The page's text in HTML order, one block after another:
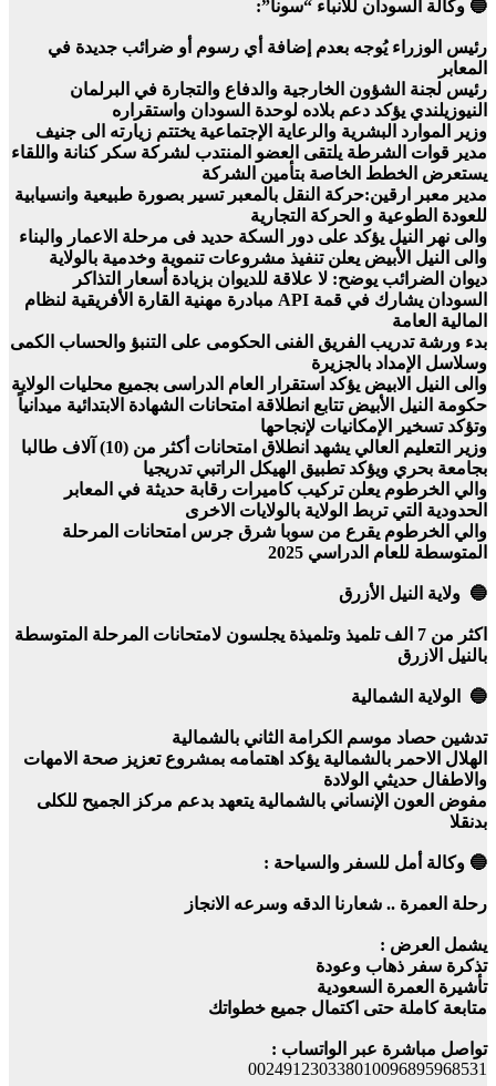
🔵 وكالة السودان للأنباء “سونا”:
رئيس الوزراء يُوجه بعدم إضافة أي رسوم أو ضرائب جديدة في
المعابر
رئيس لجنة الشؤون الخارجية والدفاع والتجارة في البرلمان
النيوزيلندي يؤكد دعم بلاده لوحدة السودان واستقراره
وزير الموارد البشرية والرعاية الإجتماعية يختتم زيارته الى جنيف
مدير قوات الشرطة يلتقى العضو المنتدب لشركة سكر كنانة واللقاء
يستعرض الخطط الخاصة بتأمين الشركة
مدير معبر ارقين:حركة النقل بالمعبر تسير بصورة طبيعية وانسيابية
للعودة الطوعية و الحركة التجارية
والى نهر النيل يؤكد على دور السكة حديد فى مرحلة الاعمار والبناء
والى النيل الأبيض يعلن تنفيذ مشروعات تنموية وخدمية بالولاية
ديوان الضرائب يوضح: لا علاقة للديوان بزيادة أسعار التذاكر
السودان يشارك في قمة API مبادرة مهنية القارة الأفريقية لنظام
المالية العامة
بدء ورشة تدريب الفريق الفنى الحكومى على التنبؤ والحساب الكمى
وسلاسل الإمداد بالجزيرة
والى النيل الابيض يؤكد استقرار العام الدراسى بجميع محليات الولاية
حكومة النيل الأبيض تتابع انطلاقة امتحانات الشهادة الابتدائية ميدانياً
وتؤكد تسخير الإمكانيات لإنجاحها
وزير التعليم العالي يشهد انطلاق امتحانات أكثر من (10) آلاف طالبا
بجامعة بحري ويؤكد تطبيق الهيكل الراتبي تدريجيا
والي الخرطوم يعلن تركيب كاميرات رقابة حديثة في المعابر
الحدودية التي تربط الولاية بالولايات الاخرى
والي الخرطوم يقرع من سوبا شرق جرس امتحانات المرحلة
المتوسطة للعام الدراسي 2025
🔵 ولاية النيل الأزرق
اكثر من 7 الف تلميذ وتلميذة يجلسون لامتحانات المرحلة المتوسطة
بالنيل الازرق
🔵 الولاية الشمالية
تدشين حصاد موسم الكرامة الثاني بالشمالية
الهلال الاحمر بالشمالية يؤكد اهتمامه بمشروع تعزيز صحة الامهات
والاطفال حديثي الولادة
مفوض العون الإنساني بالشمالية يتعهد بدعم مركز الجميح للكلى
بدنقلا
🔵 وكالة أمل للسفر والسياحة :
رحلة العمرة .. شعارنا الدقه وسرعه الانجاز
يشمل العرض :
تذكرة سفر ذهاب وعودة
تأشيرة العمرة السعودية
متابعة كاملة حتى اكتمال جميع خطواتك
تواصل مباشرة عبر الواتساب :
002491230338010096895968531